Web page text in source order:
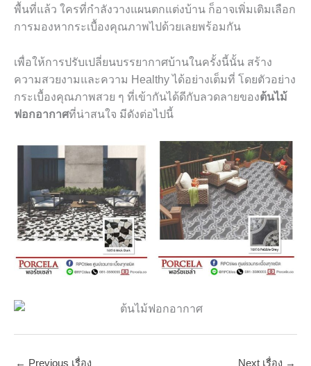
พื้นที่แล้ว ใครที่กำลังวางแผนตกแต่งบ้าน ก็อาจเพิ่มเติมเลือก
การมองหากระเบื้องคุณภาพไปด้วยเลยพร้อมกัน
เพื่อให้การปรับเปลี่ยนบรรยากาศบ้านในครั้งนี้นั้น สร้าง
ความสวยงามและความ Healthyได้อย่างเต็มที่ โดยตัวอย่าง
กระเบื้องคุณภาพสวย ๆ ที่เข้ากันได้ดีกับลวดลายของต้นไม้
ฟอกอากาศที่น่าสนใจ มีดังต่อไปนี้
← Previous เรื่อง Next เรื่อง →